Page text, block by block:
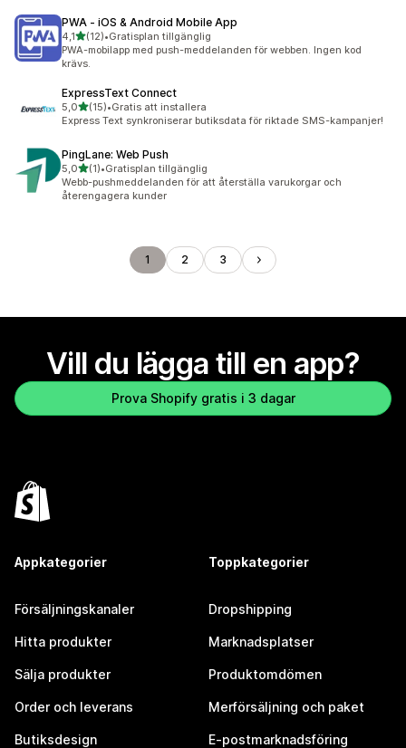
PWA ‑ iOS & Android Mobile App
4,1av 5 stjärnor
(12)
12 recensioner totalt
•Gratisplan tillgänglig
PWA-mobilapp med push-meddelanden för webben. Ingen kod
krävs.
ExpressText Connect
5,0av 5 stjärnor
(15)
15 recensioner totalt
•Gratis att installera
Express Text synkroniserar butiksdata för riktade SMS-kampanjer!
PingLane: Web Push
5,0av 5 stjärnor
(1)
1 recensioner totalt
•Gratisplan tillgänglig
Webb-pushmeddelanden för att återställa varukorgar och
återengagera kunder
1 2 3
Vill du lägga till en app?
Prova Shopify gratis i 3 dagar
Appkategorier
Försäljningskanaler
Hitta produkter
Sälja produkter
Order och leverans
Butiksdesign
Toppkategorier
Dropshipping
Marknadsplatser
Produktomdömen
Merförsäljning och paket
E-postmarknadsföring